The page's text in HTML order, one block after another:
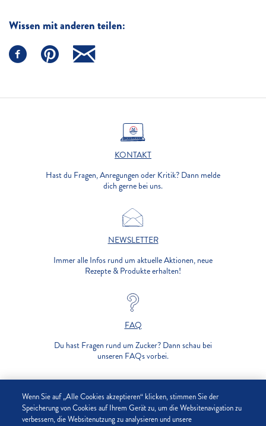
Wissen mit anderen teilen:
KONTAKT
Hast du Fragen, Anregungen oder Kritik? Dann melde
dich gerne bei uns.
NEWSLETTER
Immer alle Infos rund um aktuelle Aktionen, neue
Rezepte & Produkte erhalten!
FAQ
Du hast Fragen rund um Zucker? Dann schau bei
unseren FAQs vorbei.
UNTERNEHMEN
DATENSCHUTZ
Wenn Sie auf „Alle Cookies akzeptieren“ klicken, stimmen Sie der
Speicherung von Cookies auf Ihrem Gerät zu, um die Websitenavigation zu
verbessern, die Websitenutzung zu analysieren und unsere